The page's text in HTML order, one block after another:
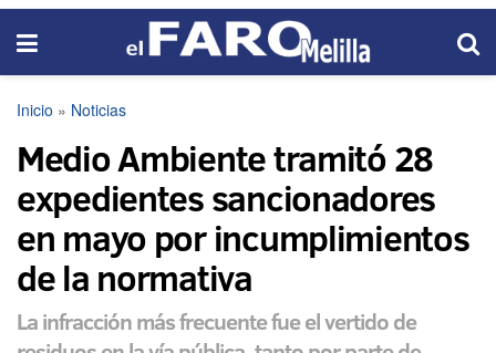
Inicio » Noticias
Medio Ambiente tramitó 28
expedientes sancionadores
en mayo por incumplimientos
de la normativa
La infracción más frecuente fue el vertido de